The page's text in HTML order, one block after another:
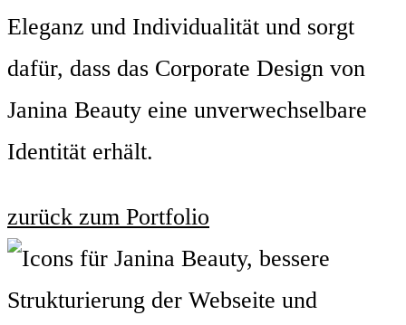
Eleganz und Individualität und sorgt
dafür, dass das Corporate Design von
Janina Beauty eine unverwechselbare
Identität erhält.
zurück zum Portfolio